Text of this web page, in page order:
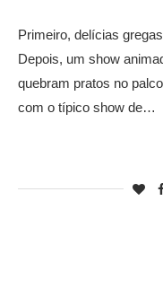
Primeiro, delícias
Depois, um show
quebram pratos no
com o típico show de…